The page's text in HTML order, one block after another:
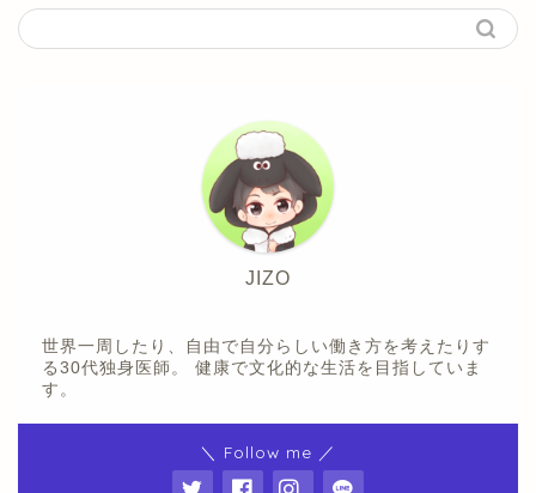
JIZO
世界一周したり、自由で自分らしい働き方を考えたりす
る30代独身医師。 健康で文化的な生活を目指していま
す。
＼ Follow me ／